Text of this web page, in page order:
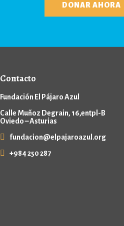
DONAR AHORA
Contacto
Fundación El Pájaro Azul
Calle Muñoz Degrain, 16,entpl-B
Oviedo – Asturias
fundacion@elpajaroazul.org
+984 250 287